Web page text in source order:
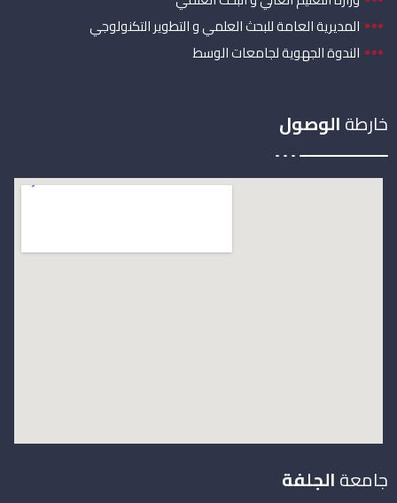
المديرية العامة للبحث العلمي و التطوير التكنولوجي
الندوة الجهوية لجامعات الوسط
خارطةالوصول
جامعةالجلفة